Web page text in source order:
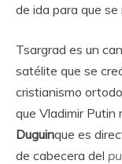
de ida para que se
Tsargrad es un
satélite que se
cristianismo
que Vladimir Putin
Duguinque es
de cabecera del